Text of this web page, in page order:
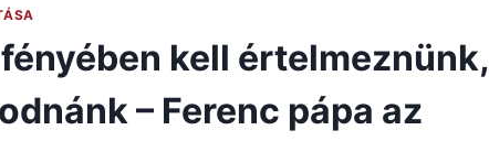
kell értelmeznünk,
– Ferenc pápa az